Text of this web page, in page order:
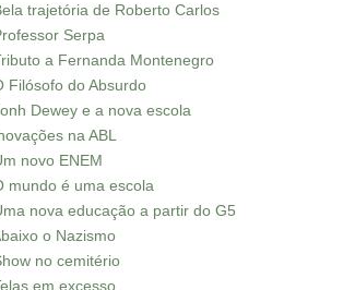
trajetória de Roberto Carlos
Serpa
a Fernanda Montenegro
Filósofo do Absurdo
Dewey e a nova escola
na ABL
novo ENEM
mundo é uma escola
nova educação a partir do G5
o Nazismo
no cemitério
em excesso